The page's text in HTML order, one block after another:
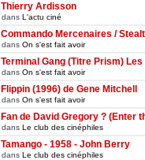
Thierry Ardisson
dans L'actu ciné
Commando Mercenaires /
dans On s'est fait avoir
Terminal Gang (Titre Prism)
dans On s'est fait avoir
Flippin (1996) de Gene Mitchell
dans On s'est fait avoir
Fan de David Gregory ? (Enter
dans Le club des cinéphiles
Tamango - 1958 - John Berry
dans Le club des cinéphiles